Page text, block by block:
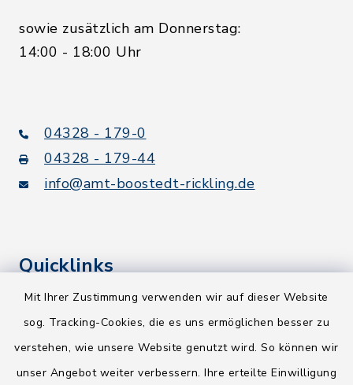
Mit Ihrer Zustimmung verwenden wir auf dieser Website
sog. Tracking-Cookies, die es uns ermöglichen besser zu
verstehen, wie unsere Website genutzt wird. So können wir
unser Angebot weiter verbessern. Ihre erteilte Einwilligung
sowie zusätzlich am Donnerstag:
14:00 - 18:00 Uhr
04328 - 179-0
04328 - 179-44
info@amt-boostedt-rickling.de
Quicklinks
Kreis Segeberg
NEU! Amtsbroschüre 2026